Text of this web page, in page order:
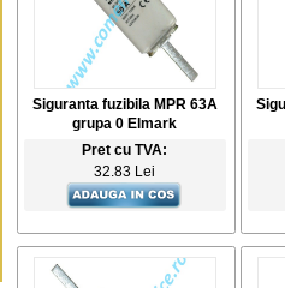
Siguranta fuzibila MPR 63A
grupa 0 Elmark
Pret cu TVA:
32.83 Lei